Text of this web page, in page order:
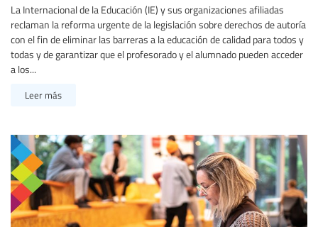
La Internacional de la Educación (IE) y sus organizaciones afiliadas
reclaman la reforma urgente de la legislación sobre derechos de autoría
con el fin de eliminar las barreras a la educación de calidad para todos y
todas y de garantizar que el profesorado y el alumnado pueden acceder
a los...
Leer más